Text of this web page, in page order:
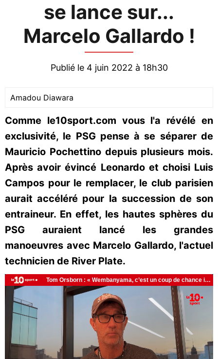
se lance sur...
Marcelo Gallardo !
Publié le 4 juin 2022 à 18h30
Amadou Diawara
Comme le10sport.com vous l'a révélé en
exclusivité, le PSG pense à se séparer de
Mauricio Pochettino depuis plusieurs mois.
Après avoir évincé Leonardo et choisi Luis
Campos pour le remplacer, le club parisien
aurait accéléré pour la succession de son
entraineur. En effet, les hautes sphères du
PSG auraient lancé les grandes
manoeuvres avec Marcelo Gallardo, l'actuel
technicien de River Plate.